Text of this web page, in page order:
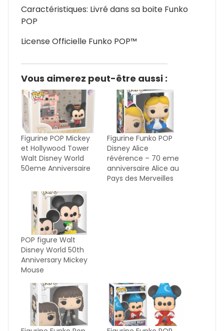
Caractéristiques: Livré dans sa boite Funko
POP
License Officielle Funko POP™
Vous aimerez peut-être aussi :
Figurine POP Mickey
et Hollywood Tower
Walt Disney World
50eme Anniversaire
Figurine Funko POP
Disney Alice
révérence – 70 eme
anniversaire Alice au
Pays des Merveilles
POP figure Walt
Disney World 50th
Anniversary Mickey
Mouse